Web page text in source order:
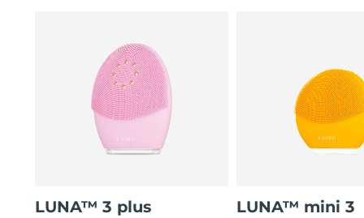
LUNA™ 3 plus LUNA™ mini 3